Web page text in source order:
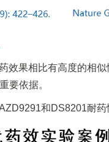
效果相比有高度的相
要依据。
和DS8201耐